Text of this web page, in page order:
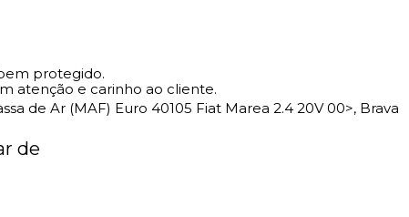
protegido.
atenção e carinho ao cliente.
de Ar (MAF) Euro 40105 Fiat Marea 2.4 20V 00>, Brava
de